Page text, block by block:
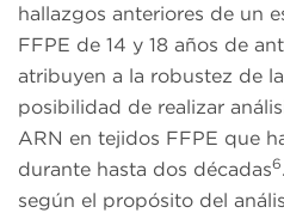
hallazgos anteriores de un
FFPE de 14 y 18 años de
atribuyen a la robustez de
posibilidad de realizar
ARN en tejidos FFPE que
durante hasta dos décadas6
según el propósito del